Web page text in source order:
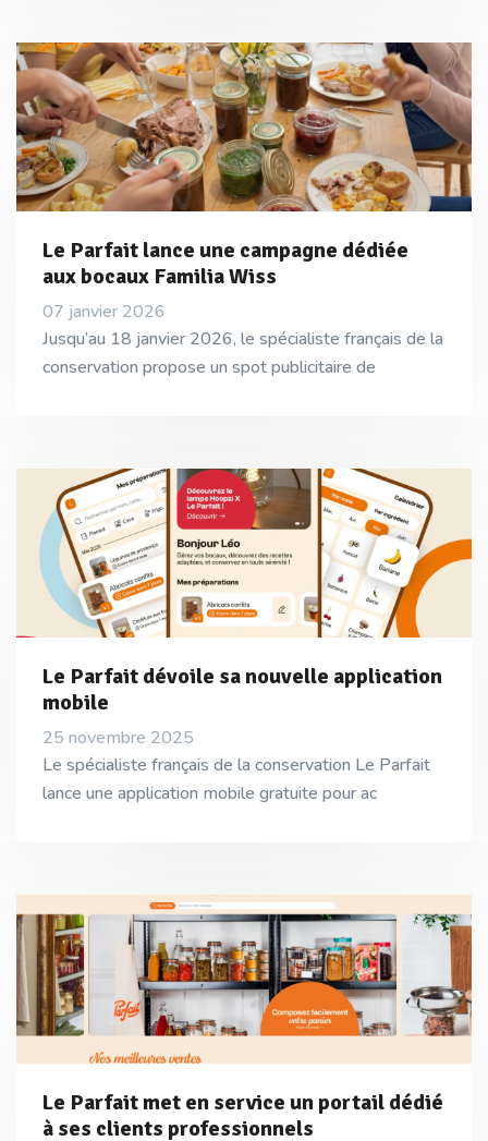
Le Parfait lance une campagne dédiée
aux bocaux Familia Wiss
07 janvier 2026
Jusqu’au 18 janvier 2026, le spécialiste français de la
conservation propose un spot publicitaire de
Le Parfait dévoile sa nouvelle application
mobile
25 novembre 2025
Le spécialiste français de la conservation Le Parfait
lance une application mobile gratuite pour ac
Le Parfait met en service un portail dédié
à ses clients professionnels